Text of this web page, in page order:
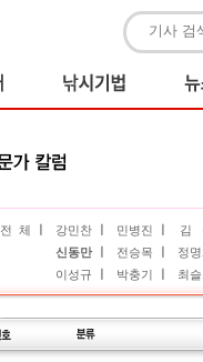
전 체 강민찬 민병진
김
신동만ㅣ 전승목
정
이성규
박충기 최